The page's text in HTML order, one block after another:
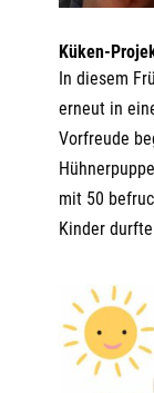
Küken-
In diesem
erneut in
Vorfreude
mit 50
Kinder